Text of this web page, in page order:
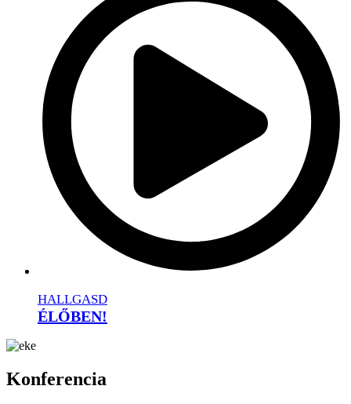
HALLGASD
ÉLŐBEN!
Konferencia